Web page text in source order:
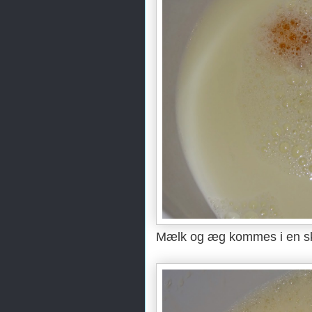
Mælk og æg kommes i en